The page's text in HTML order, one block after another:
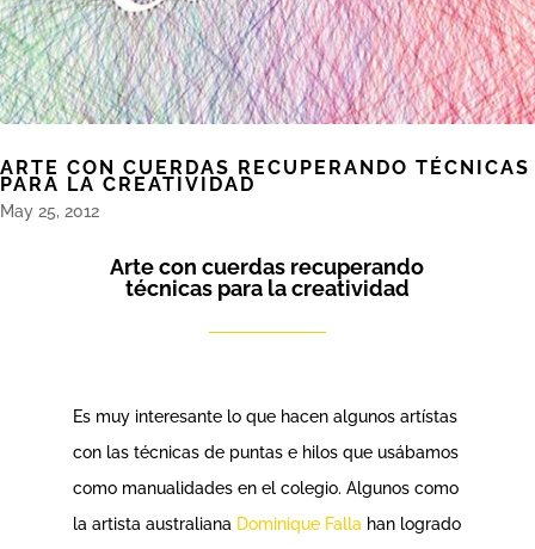
ARTE CON CUERDAS RECUPERANDO TÉCNICAS
PARA LA CREATIVIDAD
May 25, 2012
Arte con cuerdas recuperando
técnicas para la creatividad
Es muy interesante lo que hacen algunos artístas
con las técnicas de puntas e hilos que usábamos
como manualidades en el colegio. Algunos como
la artista australiana Dominique Falla han logrado